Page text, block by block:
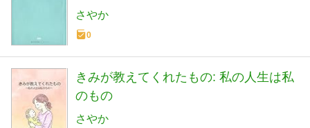
さやか
0
きみが教えてくれたもの: 私の人生は私
のもの
さやか